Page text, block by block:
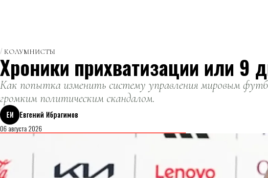
КОЛУМНИСТЫ
Хроники прихватизации или 9
Как попытка изменить систему управления мировым
громким политическим скандалом.
ЕИ
Евгений Ибрагимов
06 августа 2026